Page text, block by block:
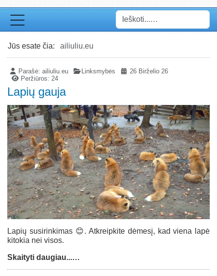
Paieška
Jūs esate čia: ailiuliu.eu
Parašė:ailiuliu.eu Linksmybės
26 Birželio 26
Peržiūros: 24
Lapių gauja
Lapių susirinkimas 😊. Atkreipkite dėmesį, kad viena lapė
kitokia nei visos.
Skaityti daugiau...…